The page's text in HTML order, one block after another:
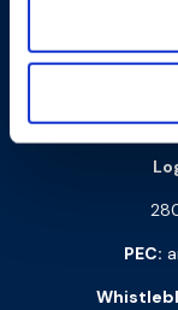
Barberi
Via Monte
PEC: